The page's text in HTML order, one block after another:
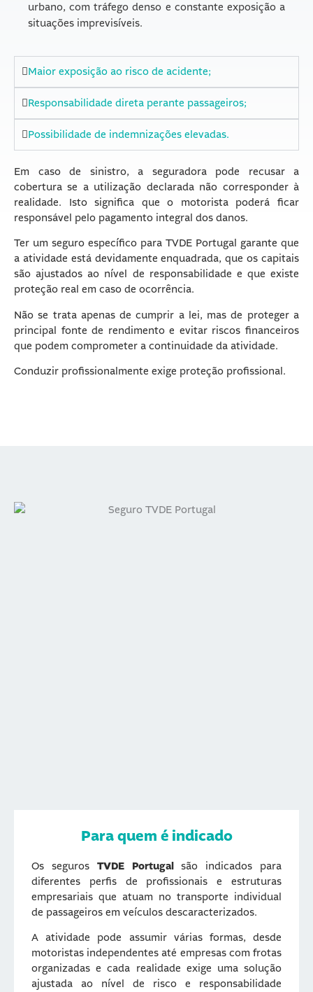
urbano, com tráfego denso e constante exposição a
situações imprevisíveis.
Maior exposição ao risco de acidente;
Responsabilidade direta perante passageiros;
Possibilidade de indemnizações elevadas.
Em caso de sinistro, a seguradora pode recusar a
cobertura se a utilização declarada não corresponder à
realidade. Isto significa que o motorista poderá ficar
responsável pelo pagamento integral dos danos.
Ter um seguro específico para TVDE Portugal garante que
a atividade está devidamente enquadrada, que os capitais
são ajustados ao nível de responsabilidade e que existe
proteção real em caso de ocorrência.
Não se trata apenas de cumprir a lei, mas de proteger a
principal fonte de rendimento e evitar riscos financeiros
que podem comprometer a continuidade da atividade.
Conduzir profissionalmente exige proteção profissional.
Para quem é indicado
Os seguros TVDE Portugalsão indicados para
diferentes perfis de profissionais e estruturas
empresariais que atuam no transporte individual
de passageiros em veículos descaracterizados.
A atividade pode assumir várias formas, desde
motoristas independentes até empresas com frotas
organizadas e cada realidade exige uma solução
ajustada ao nível de risco e responsabilidade